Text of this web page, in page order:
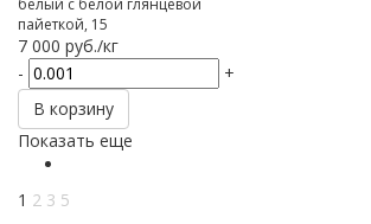
пайеткой, 15
7 000 руб./кг
-
+
В корзину
Показать еще
1 2 3 5